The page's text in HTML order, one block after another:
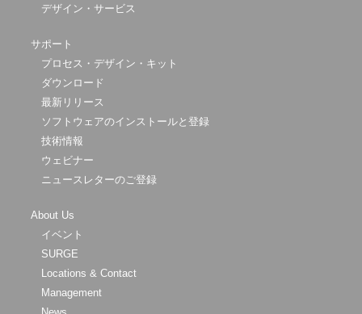
デザイン・サービス
サポート
プロセス・デザイン・キット
ダウンロード
最新リリース
ソフトウェアのインストールと登録
技術情報
ウェビナー
ニュースレターのご登録
About Us
イベント
SURGE
Locations & Contact
Management